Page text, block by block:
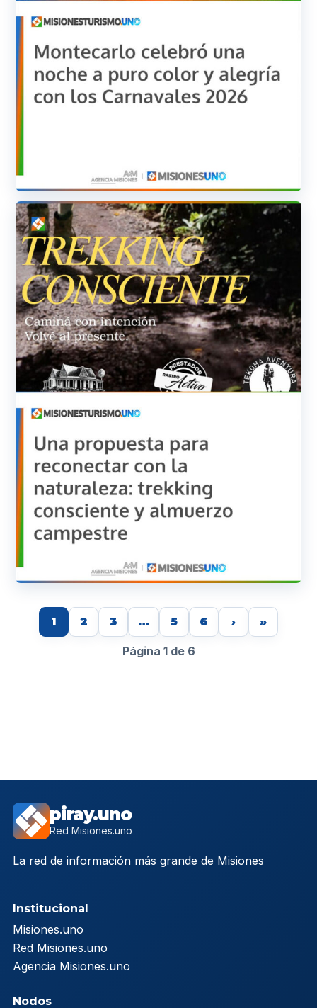
1 2 3 … 5 6 › »
Página 1 de 6
piray.uno
Red Misiones.uno
La red de información más grande de Misiones
Institucional
Misiones.uno
Red Misiones.uno
Agencia Misiones.uno
Nodos